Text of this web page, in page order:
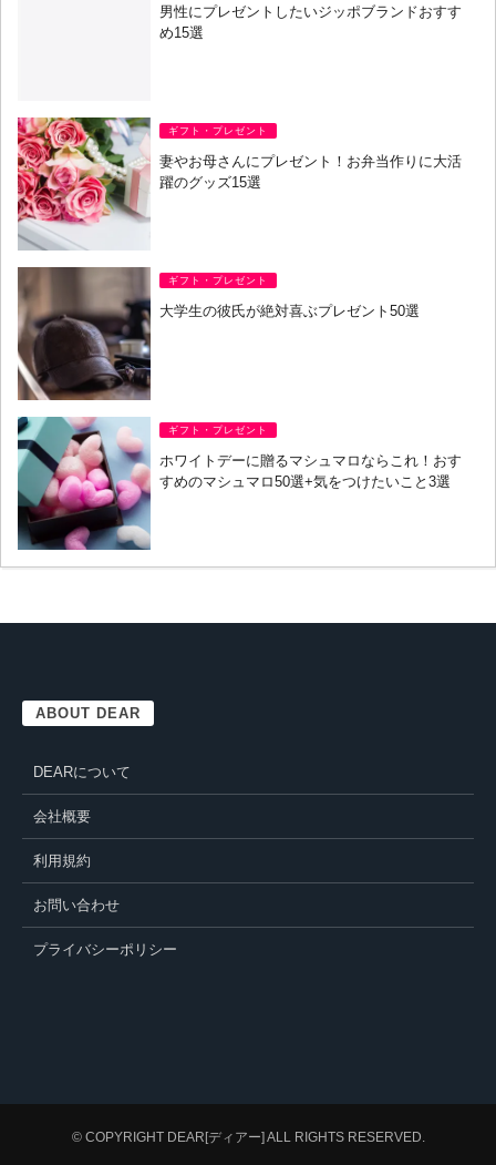
男性にプレゼントしたいジッポブランドおすす
め15選
ギフト・プレゼント
妻やお母さんにプレゼント！お弁当作りに大活
躍のグッズ15選
ギフト・プレゼント
大学生の彼氏が絶対喜ぶプレゼント50選
ギフト・プレゼント
ホワイトデーに贈るマシュマロならこれ！おす
すめのマシュマロ50選+気をつけたいこと3選
ABOUT DEAR
DEARについて
会社概要
利用規約
お問い合わせ
プライバシーポリシー
© COPYRIGHT DEAR[ディアー] ALL RIGHTS RESERVED.